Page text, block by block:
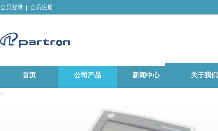
会员登录 会员注册
首页 公司产品 新闻中心 关于我们